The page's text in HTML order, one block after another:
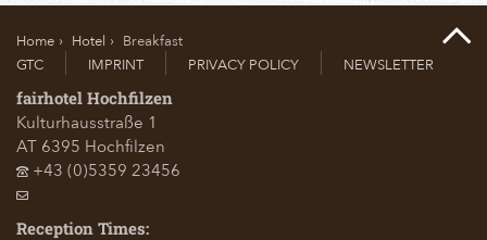
Home Hotel
Breakfast
GTC
IMPRINT PRIVACY POLICY NEWSLETTER
fairhotel Hochfilzen
Kulturhausstraße 1
AT 6395 Hochfilzen
+43 (0)5359 23456
Reception Times: